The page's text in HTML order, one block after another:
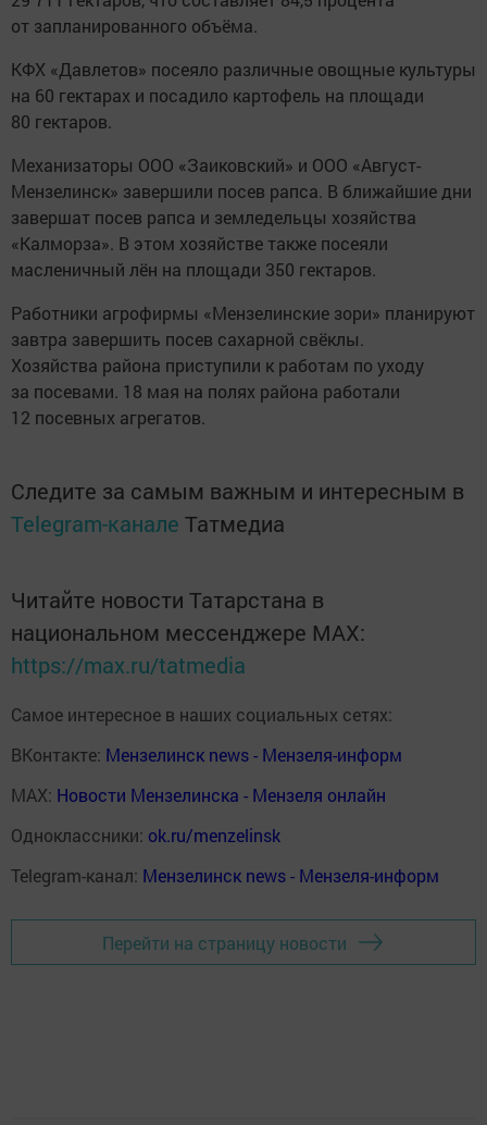
от запланированного объёма.
КФХ «Давлетов» посеяло различные овощные культуры
на 60 гектарах и посадило картофель на площади
80 гектаров.
Механизаторы ООО «Заиковский» и ООО «Август-
Мензелинск» завершили посев рапса. В ближайшие дни
завершат посев рапса и земледельцы хозяйства
«Калморза». В этом хозяйстве также посеяли
масленичный лён на площади 350 гектаров.
Работники агрофирмы «Мензелинские зори» планируют
завтра завершить посев сахарной свёклы.
Хозяйства района приступили к работам по уходу
за посевами. 18 мая на полях района работали
12 посевных агрегатов.
Следите за самым важным и интересным в
Telegram-канале Татмедиа
Читайте новости Татарстана в
национальном мессенджере MАХ:
https://max.ru/tatmedia
Самое интересное в наших социальных сетях:
ВКонтакте: Мензелинск news - Мензеля-информ
MAX: Новости Мензелинска - Мензеля онлайн
Одноклассники: ok.ru/menzelinsk
Telegram-канал: Мензелинск news - Мензеля-информ
Перейти на страницу новости